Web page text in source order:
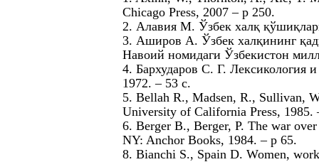
Chicago Press, 2007 – p 250.
2. Алавия M. Ўзбек халқ
3. Aширов A. Ўзбек халқининг
Навоий номидаги Ўзбекистон
4. Бархударов С. Г. Лексикология
1972. – 53 с.
5. Bellah R., Madsen, R., Sullivan,
University of California Press, 1985.
6. Berger B., Berger, P. The war
NY: Anchor Books, 1984. – p 65.
8. Bianchi S., Spain D. Women,